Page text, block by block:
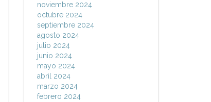
noviembre 2024
octubre 2024
septiembre 2024
agosto 2024
julio 2024
junio 2024
mayo 2024
abril 2024
marzo 2024
febrero 2024